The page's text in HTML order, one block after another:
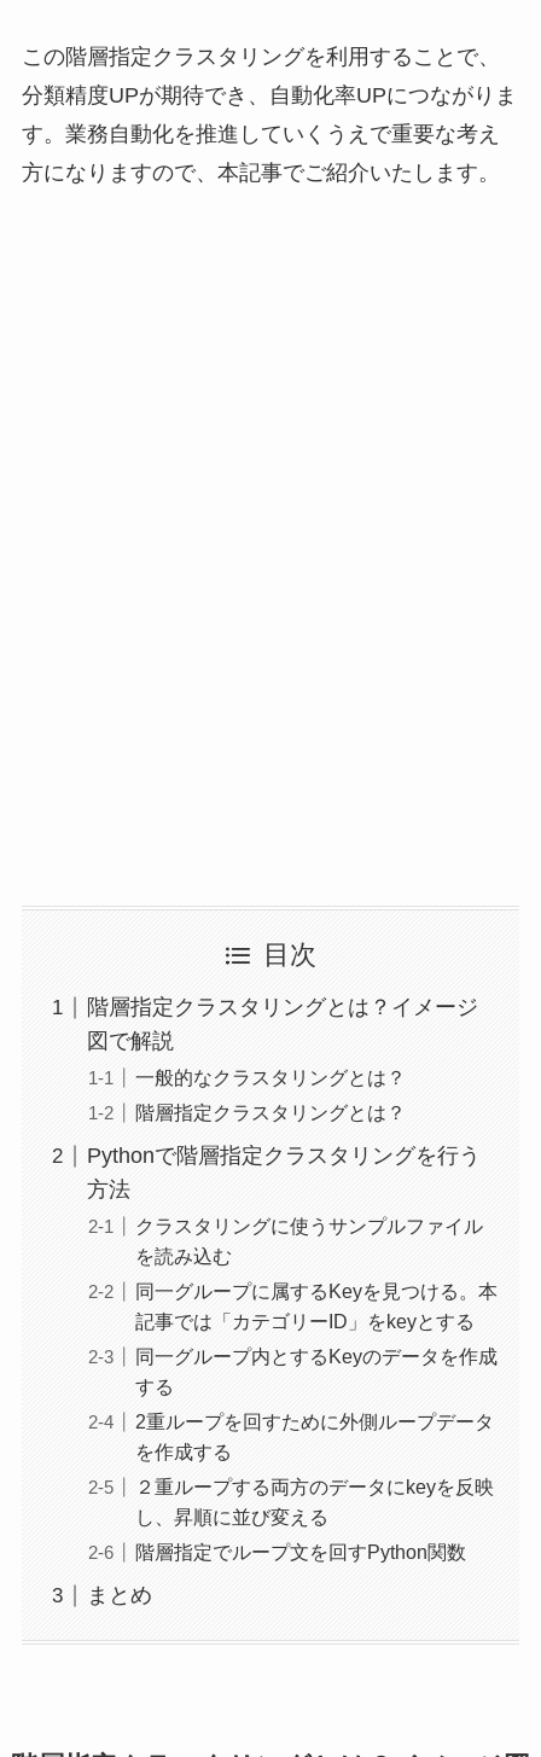
この階層指定クラスタリングを利用することで、
分類精度UPが期待でき、自動化率UPにつながりま
す。業務自動化を推進していくうえで重要な考え
方になりますので、本記事でご紹介いたします。
目次
階層指定クラスタリングとは？イメージ
図で解説
一般的なクラスタリングとは？
階層指定クラスタリングとは？
Pythonで階層指定クラスタリングを行う
方法
クラスタリングに使うサンプルファイル
を読み込む
同一グループに属するKeyを見つける。本
記事では「カテゴリーID」をkeyとする
同一グループ内とするKeyのデータを作成
する
2重ループを回すために外側ループデータ
を作成する
２重ループする両方のデータにkeyを反映
し、昇順に並び変える
階層指定でループ文を回すPython関数
まとめ